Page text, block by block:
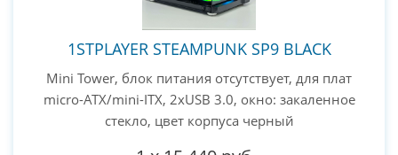
1STPLAYER STEAMPUNK SP9 BLACK
Mini Tower, блок питания отсутствует, для плат
micro-ATX/mini-ITX, 2xUSB 3.0, окно: закаленное
стекло, цвет корпуса черный